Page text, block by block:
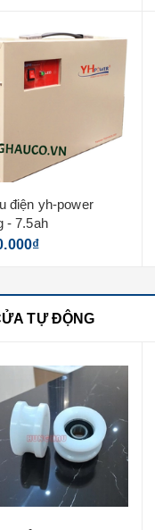
điện yh-power
- 7.5ah
TỰ ĐỘNG